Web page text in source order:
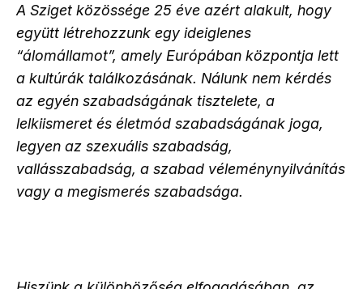
A Sziget közössége 25 éve azért alakult, hogy
együtt létrehozzunk egy ideiglenes
“álomállamot”, amely Európában központja lett
a kultúrák találkozásának. Nálunk nem kérdés
az egyén szabadságának tisztelete, a
lelkiismeret és életmód szabadságának joga,
legyen az szexuális szabadság,
vallásszabadság, a szabad véleménynyilvánítás
vagy a megismerés szabadsága.